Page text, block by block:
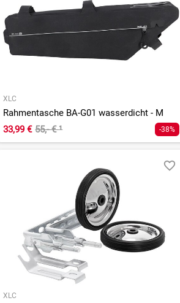
XLC
Rahmentasche BA-G01 wasserdicht - M
33,99 € 55,- €¹ -38%
XLC